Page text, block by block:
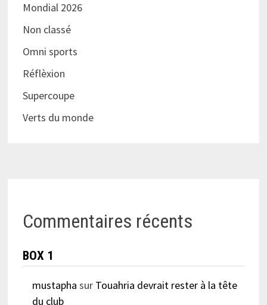
Mondial 2026
Non classé
Omni sports
Réflèxion
Supercoupe
Verts du monde
Commentaires récents
BOX 1
mustapha sur Touahria devrait rester à la tête
du club